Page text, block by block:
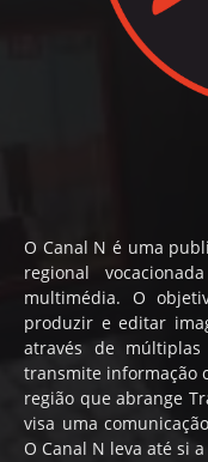
O Canal N é uma
regional
multimédia. O
produzir e editar
através de
transmite informação
região que abrange
visa uma
O Canal N leva até si a